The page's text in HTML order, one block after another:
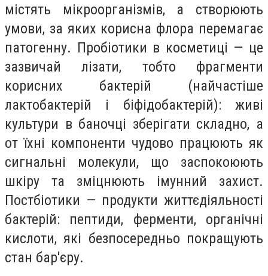
містять мікроорганізмів, а створюють
умови, за яких корисна флора перемагає
патогенну. Пробіотики в косметиці — це
зазвичай лізати, тобто фрагменти
корисних бактерій (найчастіше
лактобактерій і біфідобактерій): живі
культури в баночці зберігати складно, а
от їхні компоненти чудово працюють як
сигнальні молекули, що заспокоюють
шкіру та зміцнюють імунний захист.
Постбіотики — продукти життєдіяльності
бактерій: пептиди, ферменти, органічні
кислоти, які безпосередньо покращують
стан бар'єру.